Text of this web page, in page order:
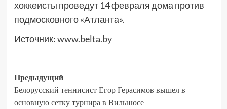
хоккеисты проведут 14 февраля дома против
подмосковного «Атланта».
Источник:www.belta.by
Предыдущий
Белорусский теннисист Егор Герасимов вышел в
основную сетку турнира в Вильнюсе